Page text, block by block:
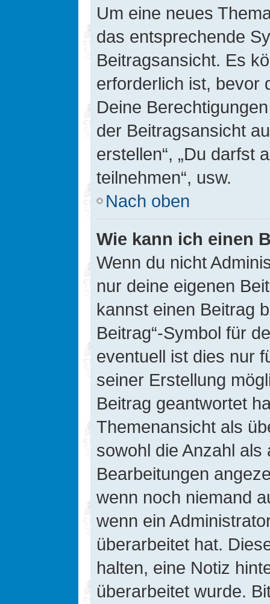
Um eine neues
das entsprechende
Beitragsansicht. Es
erforderlich ist, bevor
Deine
der Beitragsansicht
erstellen“, „Du darfst
teilnehmen“, usw.
Nach oben
Wie kann ich einen
Wenn du nicht
nur deine eigenen
kannst einen Beitrag
Beitrag“-Symbol für
eventuell ist dies nur
seiner Erstellung
Beitrag geantwortet
Themenansicht als
sowohl die Anzahl
Bearbeitungen
wenn noch niemand
wenn ein
überarbeitet hat.
halten, eine Notiz
überarbeitet wurde.